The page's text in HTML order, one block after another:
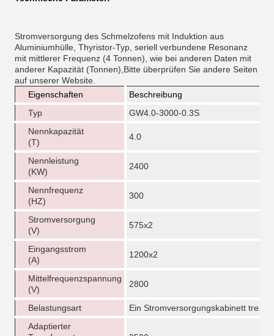
Stromversorgung des Schmelzofens mit Induktion aus
Aluminiumhülle, Thyristor-Typ, seriell verbundene Resonanz
mit mittlerer Frequenz (4 Tonnen), wie bei anderen Daten mit
anderer Kapazität (Tonnen),Bitte überprüfen Sie andere Seiten
auf unserer Website.
Eigenschaften
Beschreibung
Typ
GW4.0-3000-0.3S
Nennkapazität
(T)
4.0
Nennleistung
(KW)
2400
Nennfrequenz
(HZ)
300
Stromversorgung
(V)
575x2
Eingangsstrom
(A)
1200x2
Mittelfrequenzspannung
(V)
2800
Belastungsart
Ein Stromversorgungskabinett treibt
Adaptierter